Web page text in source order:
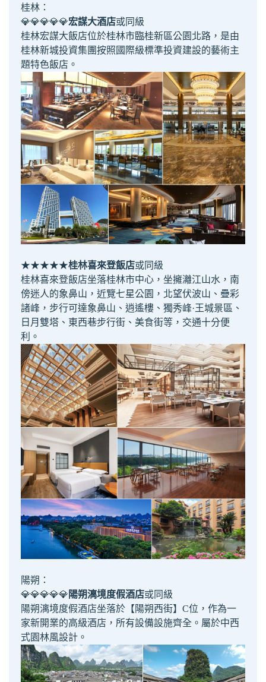
桂林：
💎💎💎💎💎宏謀大酒店或同級
桂林宏謀大飯店位於桂林市臨桂新區公園北路，是由
桂林新城投資集團按照國際級標準投資建設的藝術主
題特色飯店。
★★★★★桂林喜來登飯店或同級
桂林喜來登飯店坐落桂林市中心，坐擁灕江山水，南
傍迷人的象鼻山，近覽七星公園，北望伏波山、疊彩
諸峰，步行可達象鼻山、逍遙樓、獨秀峰·王城景區、
日月雙塔、東西巷步行街、美食街等，交通十分便
利。
陽朔：
💎💎💎💎💎 陽朔漓境度假酒店或同級
陽朔漓境度假酒店坐落於【陽朔西街】C位，作為一
家新開業的高級酒店，所有設備設施齊全。屬於中西
式園林風設計。